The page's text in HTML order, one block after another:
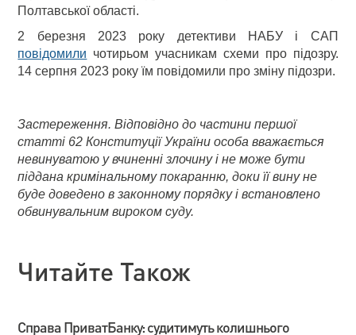
Полтавської області.
2 березня 2023 року детективи НАБУ і САП
повідомили чотирьом учасникам схеми про підозру.
14 серпня 2023 року їм повідомили про зміну підозри.
Застереження. Відповідно до частини першої
статті 62 Конституції України особа вважається
невинуватою у вчиненні злочину і не може бути
піддана кримінальному покаранню, доки її вину не
буде доведено в законному порядку і встановлено
обвинувальним вироком суду.
Читайте Також
Справа ПриватБанку: судитимуть колишнього